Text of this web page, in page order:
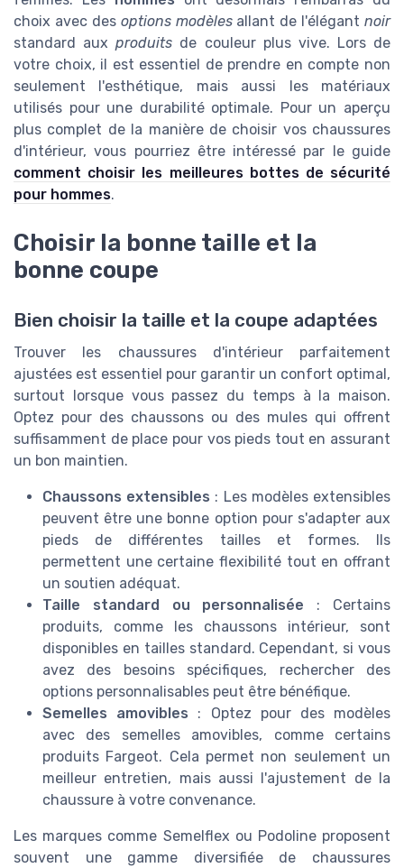
choix avec des options modèlesallant de l'élégant noir
standard auxproduits de couleur plus vive. Lors de
votre choix, il est essentiel de prendre en compte non
seulement l'esthétique, mais aussi les matériaux
utilisés pour une durabilité optimale. Pour un aperçu
plus complet de la manière de choisir vos chaussures
d'intérieur, vous pourriez être intéressé par le guide
comment choisir les meilleures bottes de sécurité
pour hommes.
Choisir la bonne taille et la
bonne coupe
Bien choisir la taille et la coupe adaptées
Trouver les chaussures d'intérieur parfaitement
ajustées est essentiel pour garantir un confort optimal,
surtout lorsque vous passez du temps à la maison.
Optez pour des chaussons ou des mules qui offrent
suffisamment de place pour vos pieds tout en assurant
un bon maintien.
Chaussons extensibles : Les modèles extensibles
peuvent être une bonne option pour s'adapter aux
pieds de différentes tailles et formes. Ils
permettent une certaine flexibilité tout en offrant
un soutien adéquat.
Taille standard ou personnalisée : Certains
produits, comme les chaussons intérieur, sont
disponibles en tailles standard. Cependant, si vous
avez des besoins spécifiques, rechercher des
options personnalisables peut être bénéfique.
Semelles amovibles : Optez pour des modèles
avec des semelles amovibles, comme certains
produits Fargeot. Cela permet non seulement un
meilleur entretien, mais aussi l'ajustement de la
chaussure à votre convenance.
Les marques comme Semelflex ou Podoline proposent
souvent une gamme diversifiée de chaussures